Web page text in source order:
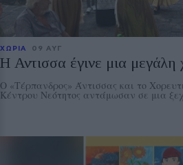
ΧΩΡΙΑ 09 ΑΥΓ
Η Αντισσα έγινε μια μεγάλη
Ο «Τέρπανδρος» Άντισσας και το
Κέντρου Νεότητος αντάμωσαν σε μια